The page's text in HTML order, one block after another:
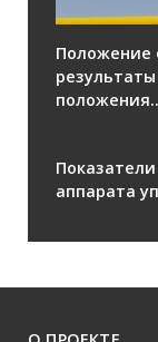
Положение
аппарата